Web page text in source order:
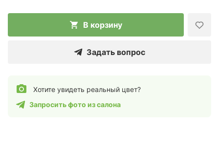
В корзину
Задать вопрос
Хотите увидеть реальный цвет?
Запросить фото из салона